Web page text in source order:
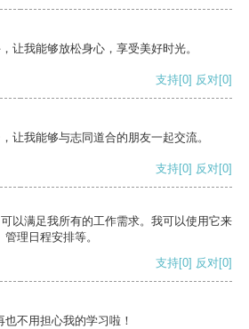
让我能够放松身心，享受美好时光。
支持[0] 反对[0]
让我能够与志同道合的朋友一起交流。
支持[0] 反对[0]
以满足我所有的工作需求。我可以使用它来
理日程安排等。
支持[0] 反对[0]
不用担心我的学习啦！